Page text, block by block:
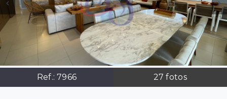
Ref.: 7966 27 fotos